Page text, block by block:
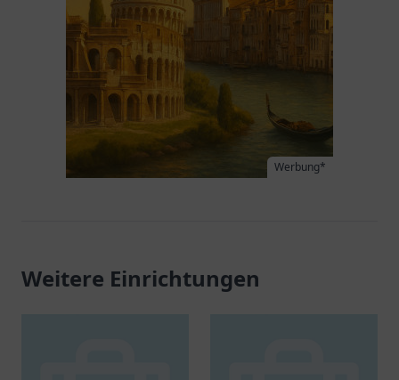
Werbung*
Weitere Einrichtungen